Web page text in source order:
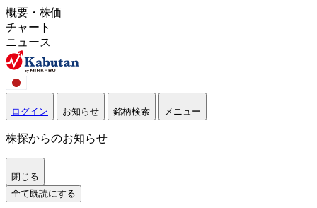
概要・株価
チャート
ニュース
ログイン お知らせ 銘柄検索 メニュー
株探からのお知らせ
閉じる
全て既読にする